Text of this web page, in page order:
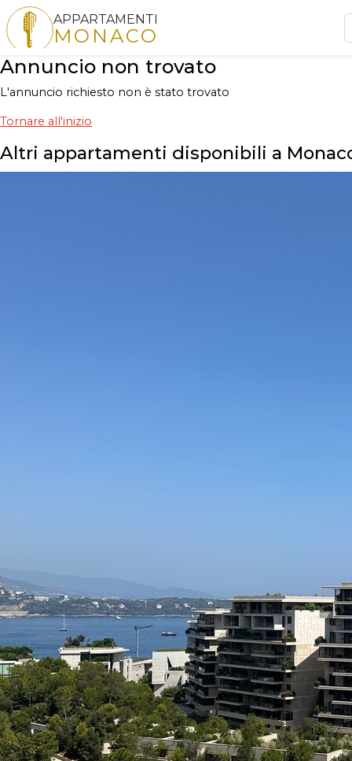
APPARTAMENTI
MONACO
Annuncio non trovato
L'annuncio richiesto non è stato trovato
Tornare all'inizio
Altri appartamenti disponibili a